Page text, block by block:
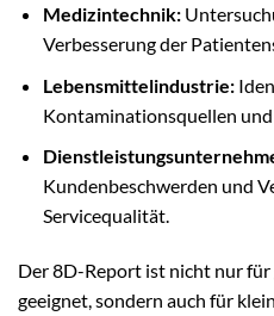
Medizintechnik:
Verbesserung der
Lebensmittelindustrie:
Kontaminationsquellen und
Kundenbeschwerden und
Servicequalität.
Der 8D-Report ist nicht nur
geeignet, sondern auch für